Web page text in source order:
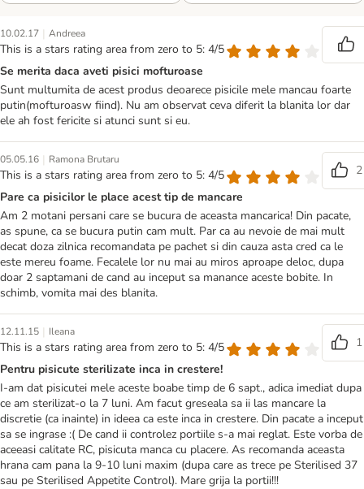
10.02.17 | Andreea
This is a stars rating area from zero to 5: 4/5
Se merita daca aveti pisici mofturoase
Sunt multumita de acest produs deoarece pisicile mele mancau foarte
putin(mofturoasw fiind). Nu am observat ceva diferit la blanita lor dar
ele ah fost fericite si atunci sunt si eu.
05.05.16 | Ramona Brutaru
This is a stars rating area from zero to 5: 4/5
2
Pare ca pisicilor le place acest tip de mancare
Am 2 motani persani care se bucura de aceasta mancarica! Din pacate,
as spune, ca se bucura putin cam mult. Par ca au nevoie de mai mult
decat doza zilnica recomandata pe pachet si din cauza asta cred ca le
este mereu foame. Fecalele lor nu mai au miros aproape deloc, dupa
doar 2 saptamani de cand au inceput sa manance aceste bobite. In
schimb, vomita mai des blanita.
12.11.15 | Ileana
This is a stars rating area from zero to 5: 4/5
1
Pentru pisicute sterilizate inca in crestere!
I-am dat pisicutei mele aceste boabe timp de 6 sapt., adica imediat dupa
ce am sterilizat-o la 7 luni. Am facut greseala sa ii las mancare la
discretie (ca inainte) in ideea ca este inca in crestere. Din pacate a inceput
sa se ingrase :( De cand ii controlez portiile s-a mai reglat. Este vorba de
aceeasi calitate RC, pisicuta manca cu placere. As recomanda aceasta
hrana cam pana la 9-10 luni maxim (dupa care as trece pe Sterilised 37
sau pe Sterilised Appetite Control). Mare grija la portii!!!